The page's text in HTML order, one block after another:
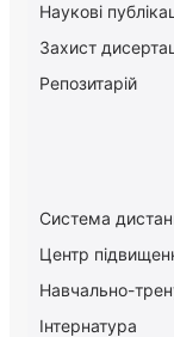
Наукові
Захист
Репозитарій
Система
Центр
Навчально-
Інтернатура